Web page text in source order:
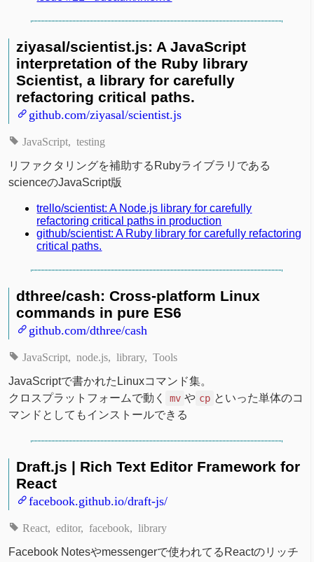
ziyasal/scientist.js: A JavaScript
interpretation of the Ruby library
Scientist, a library for carefully
refactoring critical paths.
github.com/ziyasal/scientist.js
JavaScript testing
リファクタリングを補助するRubyライブラリである
scienceのJavaScript版
trello/scientist: A Node.js library for carefully
refactoring critical paths in production
github/scientist: A Ruby library for carefully refactoring
critical paths.
dthree/cash: Cross-platform Linux
commands in pure ES6
github.com/dthree/cash
JavaScript node.js library Tools
JavaScriptで書かれたLinuxコマンド集。
クロスプラットフォームで動く
mv や cp といった単体のコ
マンドとしてもインストールできる
Draft.js | Rich Text Editor Framework for
React
facebook.github.io/draft-js/
React editor facebook library
Facebook Notesやmessengerで使われてるReactのリッチ